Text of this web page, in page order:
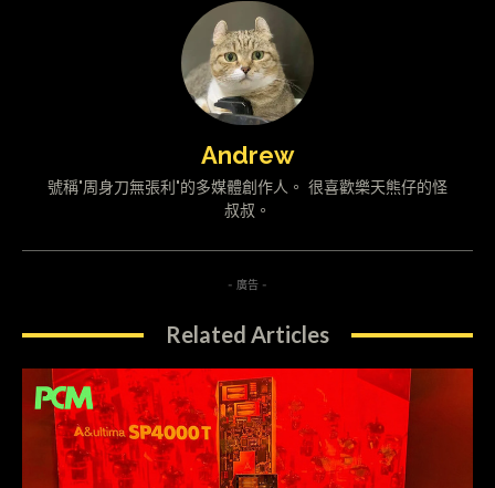
Andrew
號稱"周身刀無張利"的多媒體創作人。 很喜歡樂天熊仔的怪
叔叔。
- 廣告 -
Related Articles